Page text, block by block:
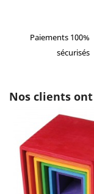
Paiements 100%
sécurisés
Nos clients